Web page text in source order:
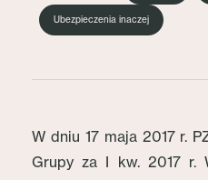
Ubezpieczenia inaczej
W dniu 17 maja 2017 r.
Grupy za I kw. 2017 r.